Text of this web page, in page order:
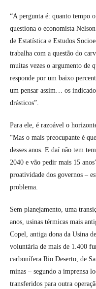
“A pergunta é: quanto tempo
questiona o economista
de Estatística e Estudos
trabalha com a questão do
muitas vezes o argumento de
responde por um baixo
um pensar assim… os
drásticos”.
Para ele, é razoável o
“Mas o mais preocupante é
desses anos. E daí não tem
2040 e vão pedir mais 15
proatividade dos governos –
problema.
Sem planejamento, uma
anos, usinas térmicas mais
Copel, antiga dona da Usina
voluntária de mais de 1.400
carbonífera Rio Deserto, de
minas – segundo a imprensa
transferidos para outra